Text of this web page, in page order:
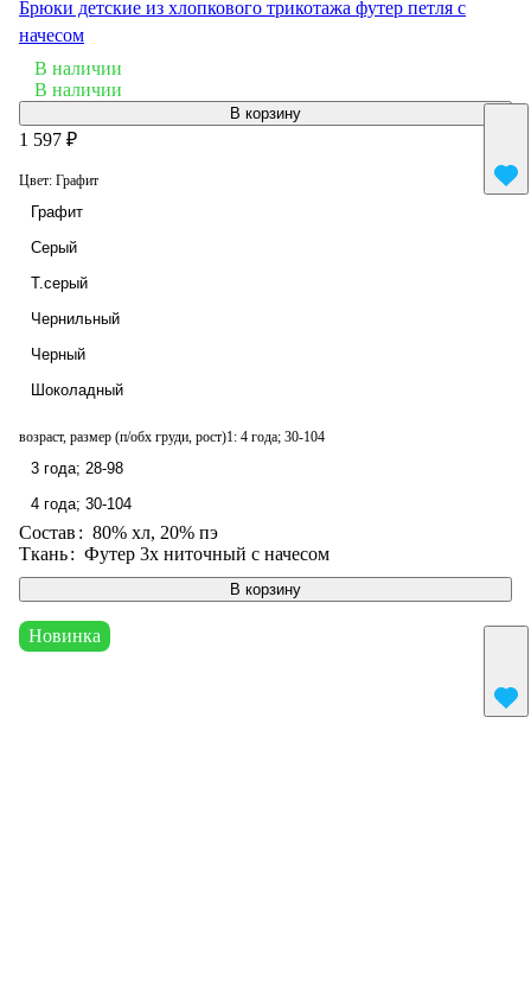
Брюки детские из хлопкового трикотажа футер петля с
начесом
В наличии
В корзину
В наличии
В корзину
1 597 ₽
Цвет: Графит
Графит
Серый
Т.серый
Чернильный
Черный
Шоколадный
возраст, размер (п/обх груди, рост)1: 4 года; 30-104
3 года; 28-98
4 года; 30-104
Состав: 80% хл, 20% пэ
Ткань: Футер 3х ниточный с начесом
Новинка